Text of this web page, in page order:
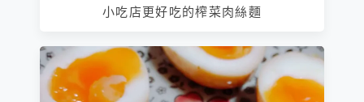
小吃店更好吃的榨菜肉絲麵